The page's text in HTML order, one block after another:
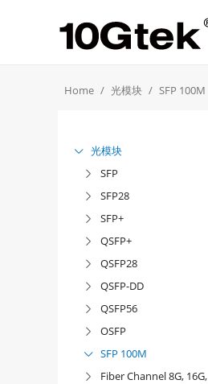
Home 光模块 SFP 100M
 光模块
 SFP
 SFP28
 SFP+
 QSFP+
 QSFP28
 QSFP-DD
 QSFP56
 OSFP
 SFP 100M

Fiber Channel 8G, 16G,